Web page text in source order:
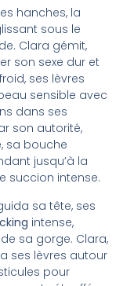
hanches, la
sous le
Clara gémit,
son sexe dur et
ses lèvres
sensible avec
dans ses
son autorité,
, sa bouche
jusqu’à la
succion intense.
sa tête, ses
intense,
sa gorge. Clara,
ses lèvres autour
pour